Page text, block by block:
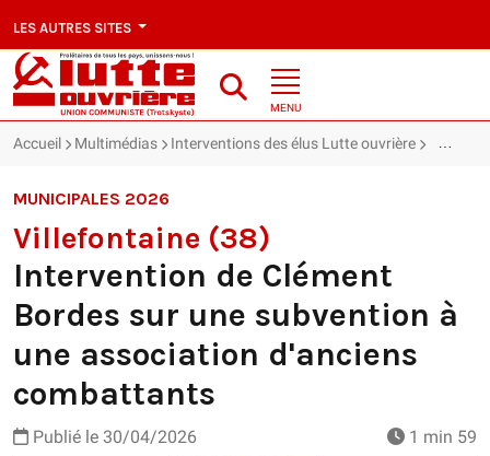
LES AUTRES SITES
MENU
Accueil Multimédias Interventions des élus Lutte ouvrière
MUNICIPALES 2026
Villefontaine (38)
Intervention de Clément
Bordes sur une subvention à
une association d'anciens
combattants
Publié le 30/04/2026 1 min 59